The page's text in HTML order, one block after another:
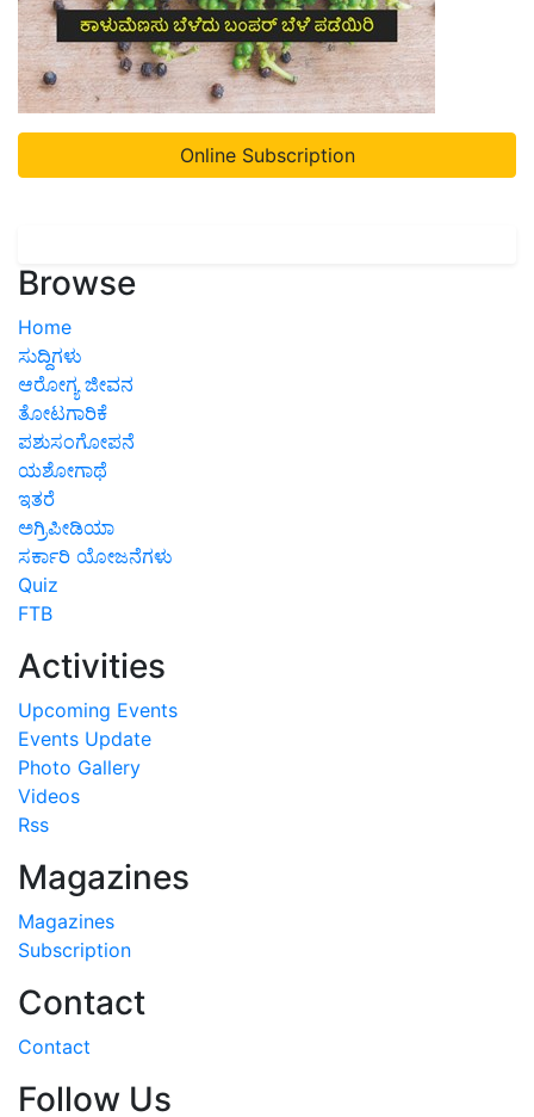
Online Subscription
Browse
Home
ಸುದ್ದಿಗಳು
ಆರೋಗ್ಯ ಜೀವನ
ತೋಟಗಾರಿಕೆ
ಪಶುಸಂಗೋಪನೆ
ಯಶೋಗಾಥೆ
ಇತರೆ
ಅಗ್ರಿಪೀಡಿಯಾ
ಸರ್ಕಾರಿ ಯೋಜನೆಗಳು
Quiz
FTB
Activities
Upcoming Events
Events Update
Photo Gallery
Videos
Rss
Magazines
Magazines
Subscription
Contact
Contact
Follow Us